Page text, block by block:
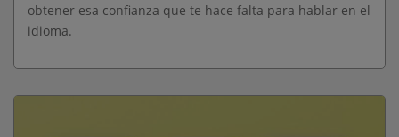
obtener esa confianza que te hace falta para hablar en el
idioma.